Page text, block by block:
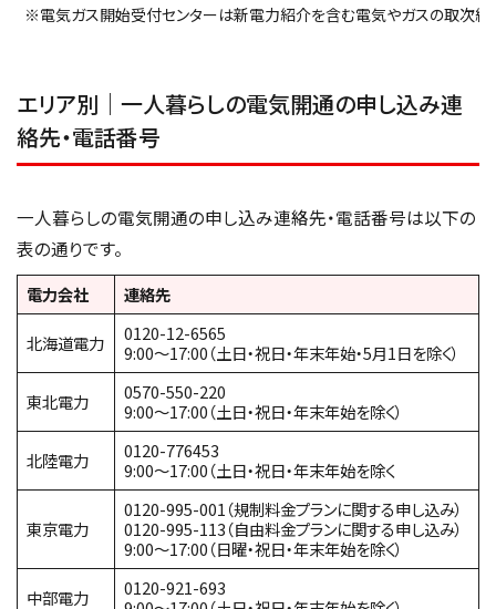
※電気ガス開始受付センターは新電力紹介を含む電気やガスの取次総
エリア別｜一人暮らしの電気開通の申し込み連
絡先・電話番号
一人暮らしの電気開通の申し込み連絡先・電話番号は以下の
表の通りです。
電力会社 連絡先
北海道電力
0120-12-6565
9:00～17:00（土日・祝日・年末年始・5月1日を除く）
東北電力
0570-550-220
9:00～17:00（土日・祝日・年末年始を除く）
北陸電力
0120-776453
9:00～17:00（土日・祝日・年末年始を除く
東京電力
0120-995-001（規制料金プランに関する申し込み）
0120-995-113（自由料金プランに関する申し込み）
9:00～17:00（日曜・祝日・年末年始を除く）
中部電力
0120-921-693